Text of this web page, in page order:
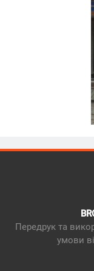
Передрук та
умови